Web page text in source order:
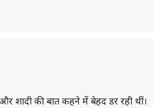
और शादी की बात कहने में बेहद डर रही थीं।